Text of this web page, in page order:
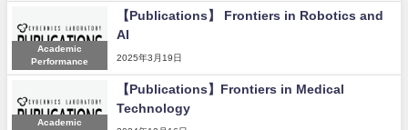
Academic
Performance
【Publications】 Frontiers in Robotics and
AI
2025年3月19日
Academic
【Publications】Frontiers in Medical
Technology